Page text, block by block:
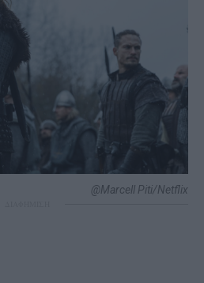
@Marcell Piti/Netflix